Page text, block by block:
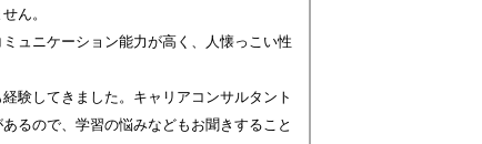
ん。
ュニケーション能力が高く、人懐っこい性
験してきました。キャリアコンサルタント
るので、学習の悩みなどもお聞きすること